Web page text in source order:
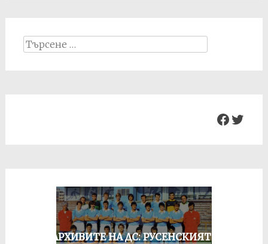
Search
for:
ИЗ АРХИВИТЕ НА ДС: РУСЕНСКИЯТ